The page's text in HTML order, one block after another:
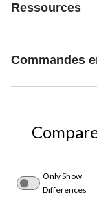
Ressources
Commandes
Only Show
Differences